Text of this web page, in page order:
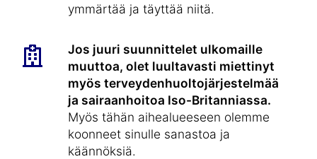
ymmärtää ja täyttää niitä.
Jos juuri suunnittelet ulkomaille
muuttoa, olet luultavasti miettinyt
myös terveydenhuoltojärjestelmää
ja sairaanhoitoa Iso-Britanniassa.
Myös tähän aihealueeseen olemme
koonneet sinulle sanastoa ja
käännöksiä.